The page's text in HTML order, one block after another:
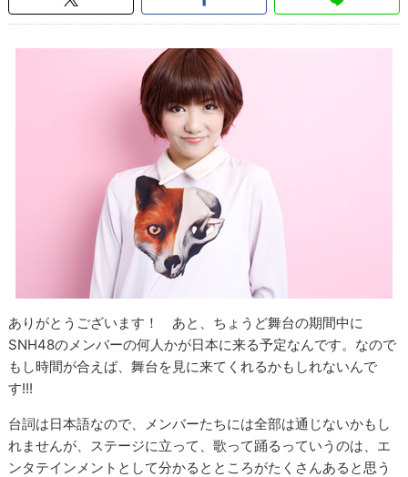
ありがとうございます！ あと、ちょうど舞台の期間中に
SNH48のメンバーの何人かが日本に来る予定なんです。なので
もし時間が合えば、舞台を見に来てくれるかもしれないんで
す!!!
台詞は日本語なので、メンバーたちには全部は通じないかもし
れませんが、ステージに立って、歌って踊るっていうのは、エ
ンタテインメントとして分かるとところがたくさんあると思う